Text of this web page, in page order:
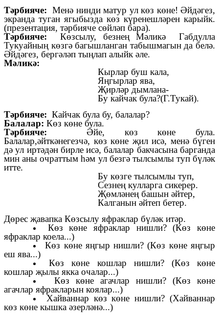
Тәрбияче: Менә нинди матур ул көз көне! Әйдәгез,
экранда туган ягыбызда көз күренешләрен карыйк.
(презентация, тәрбияче сөйләп бара).
Тәрбияче:
Көзсылу, безнең Мәликә Габдулла
Тукуайның көзгә багышланган табышмагын да белә.
Әйдәгез, бергәләп тыңлап алыйк әле.
Мәликә:
Кырлар буш кала,
Яңгырлар ява,
Җирләр дымлана-
Бу кайчак була?(Г.Тукай).
Тәрбияче: Кайчак була бу, балалар?
Балалар: Көз көне була.
Тәрбияче:
Әйе, көз көне була.
Балалар,әйткәнегезчә, көз көне җил исә, менә бүген
дә ул иртәдән бирле исә, балалар бакчасына барганда
мин аны очраттым һәм ул безгә тылсымлы туп бүләк
итте.
Бу көзге тылсымлы туп,
Сезнең кулларга сикерер.
Җөмләнең башын әйтер,
Калганын әйтеп бетер.
Дөрес җавапка Көзсылу яфраклар бүләк итәр.
Көз көне яфраклар нишли? (Көз көне
яфраклар коела...)
Көз көне яңгыр нишли? (Көз көне яңгыр
еш ява...)
Көз көне кошлар нишли? (Көз көне
кошлар җылы якка очалар...)
Көз көне агачлар нишли? (Көз көне
агачлар яфракларын коялар...)
Хайваннар көз көне нишли? (Хайваннар
көз көне кышка әзерләнә...)